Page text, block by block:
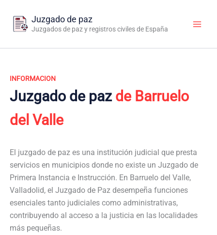
contenido
Juzgado de paz
Juzgados de paz y registros civiles de España
INFORMACION
Juzgado de paz de Barruelo
del Valle
El juzgado de paz es una institución judicial que presta
servicios en municipios donde no existe un Juzgado de
Primera Instancia e Instrucción. En Barruelo del Valle,
Valladolid, el Juzgado de Paz desempeña funciones
esenciales tanto judiciales como administrativas,
contribuyendo al acceso a la justicia en las localidades
más pequeñas.